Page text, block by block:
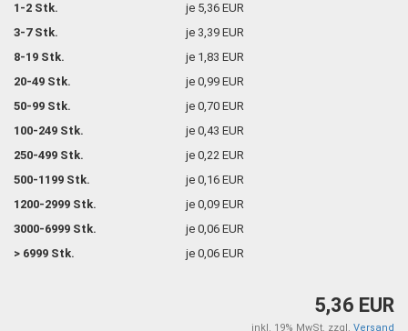
1-2 Stk.
je 5,36 EUR
3-7 Stk.
je 3,39 EUR
8-19 Stk.
je 1,83 EUR
20-49 Stk.
je 0,99 EUR
50-99 Stk.
je 0,70 EUR
100-249 Stk.
je 0,43 EUR
250-499 Stk.
je 0,22 EUR
500-1199 Stk.
je 0,16 EUR
1200-2999 Stk.
je 0,09 EUR
3000-6999 Stk.
je 0,06 EUR
> 6999 Stk.
je 0,06 EUR
5,36 EUR
inkl. 19% MwSt. zzgl. Versand